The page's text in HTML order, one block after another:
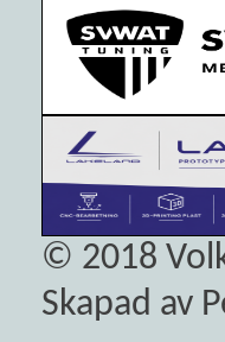
© 2018
Skapad av